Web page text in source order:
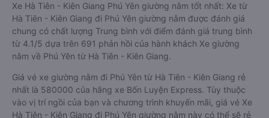
Xe Hà Tiên - Kiên Giang Phú Yên giường nằm tốt nhất: Xe từ
Hà Tiên - Kiên Giang đi Phú Yên giường nằm được đánh giá
chung có chất lượng Trung bình với điểm đánh giá trung bình
từ 4.1/5 dựa trên 691 phản hồi của hành khách Xe giường
nằm về Phú Yên từ Hà Tiên - Kiên Giang.
Giá vé xe giường nằm đi Phú Yên từ Hà Tiên - Kiên Giang rẻ
nhất là 580000 của hãng xe Bốn Luyện Express. Tùy thuộc
vào vị trí ngồi của bạn và chương trình khuyến mãi, giá vé Xe
Hà Tiên - Kiên Giang đi Phú Yên giường nằm này có thể sẽ rẻ